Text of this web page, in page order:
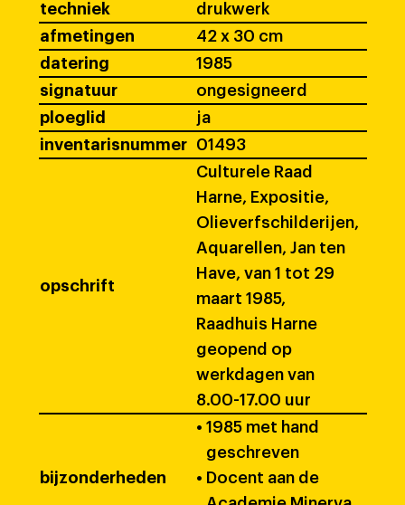
techniek
drukwerk
afmetingen
42 x 30 cm
datering
1985
signatuur
ongesigneerd
ploeglid
ja
inventarisnummer
01493
opschrift
Culturele Raad
Harne, Expositie,
Olieverfschilderijen,
Aquarellen, Jan ten
Have, van 1 tot 29
maart 1985,
Raadhuis Harne
geopend op
werkdagen van
8.00-17.00 uur
bijzonderheden
• 1985 met hand
geschreven
• Docent aan de